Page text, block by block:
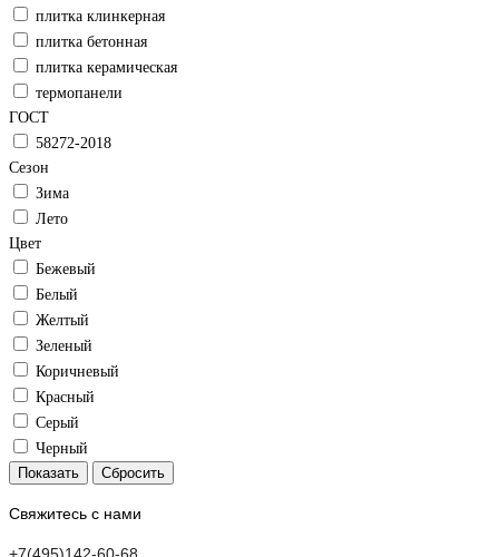
плитка клинкерная
плитка бетонная
плитка керамическая
термопанели
ГОСТ
58272-2018
Сезон
Зима
Лето
Цвет
Бежевый
Белый
Желтый
Зеленый
Коричневый
Красный
Серый
Черный
Свяжитесь с нами